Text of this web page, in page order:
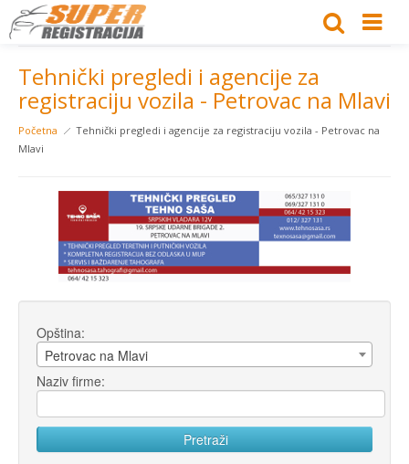
Tehnički pregledi i agencije za
registraciju vozila - Petrovac na Mlavi
Početna
Tehnički pregledi i agencije za registraciju vozila - Petrovac na
Mlavi
Opština:
Petrovac na Mlavi
Naziv firme: